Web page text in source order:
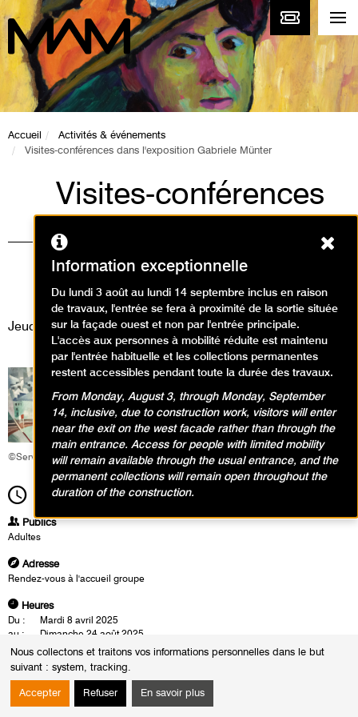
Nous collectons et traitons vos informations personnelles dans le but
suivant : system, tracking.
Accepter Refuser En savoir plus
Accueil
Activités & événements
Visites-conférences dans l'exposition Gabriele Münter
Visites-conférences
dans l'exposition
Gabriele Münter
Visites
Jeudi 21 août 2025
©Service éducatif et culturel
19h00Durée1h30
Publics
Adultes
Adresse
Rendez-vous à l'accueil groupe
Heures
Du :
Mardi 8 avril 2025
au :
Dimanche 24 août 2025
Les :
mardis de 14h30 à 16h00
jeudis de 19h00 à 20h30
samedis de 14h00 à 15h30
Sauf :
Mardi 13 mai 2025 de 14h30 à 16h00
Information exceptionnelle
Du lundi 3 août au lundi 14 septembre inclus en raison
de travaux, l'entrée se fera à proximité de la sortie située
sur la façade ouest et non par l'entrée principale.
L'accès aux personnes à mobilité réduite est maintenu
par l'entrée habituelle et les collections permanentes
restent accessibles pendant toute la durée des travaux.
From Monday, August 3, through Monday, September
14, inclusive, due to construction work, visitors will enter
near the exit on the west facade rather than through the
main entrance. Access for people with limited mobility
will remain available through the usual entrance, and the
permanent collections will remain open throughout the
duration of the construction.